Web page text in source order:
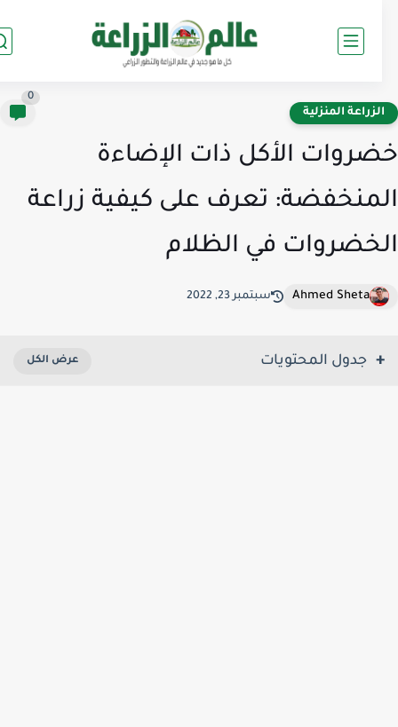
المنزلية
الأكل ذات الإضاءة
تعرف على كيفية زراعة
في الظلام
Ahmed Sheta سبتمبر 23, 2022
جدول المحتويات